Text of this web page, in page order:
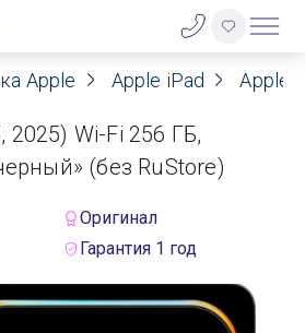
Apple Apple iPad Apple
2025) Wi-Fi 256 ГБ,
(без RuStore)
Оригинал
Гарантия 1 год